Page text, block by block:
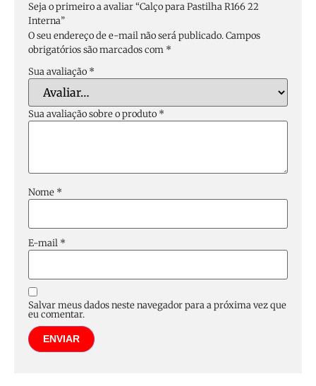
Seja o primeiro a avaliar “Calço para Pastilha R166 22
Interna”
O seu endereço de e-mail não será publicado.Campos
obrigatórios são marcados com *
Sua avaliação *
Sua avaliação sobre o produto *
Nome *
E-mail *
Salvar meus dados neste navegador para a próxima vez que
eu comentar.